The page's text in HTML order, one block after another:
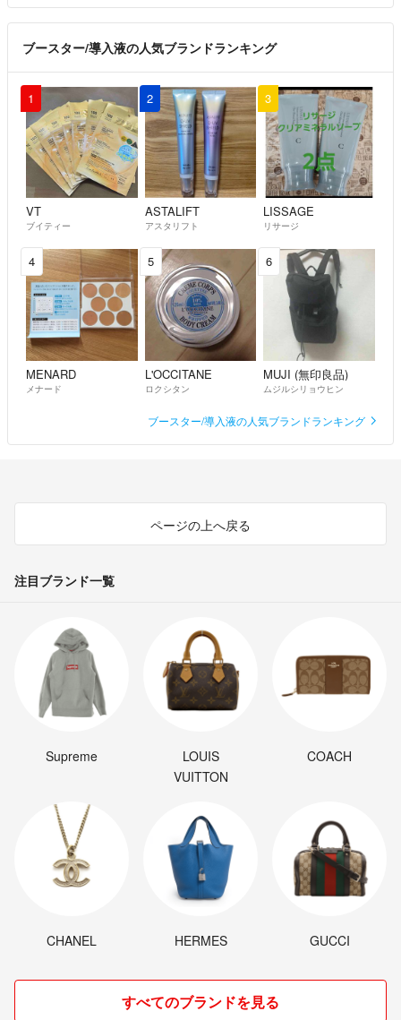
ブースター/導入液の人気ブランドランキング
1
VT
ブイティー
2
ASTALIFT
アスタリフト
3
LISSAGE
リサージ
4
MENARD
メナード
5
L'OCCITANE
ロクシタン
6
MUJI (無印良品)
ムジルシリョウヒン
ブースター/導入液の人気ブランドランキング
ページの上へ戻る
注目ブランド一覧
Supreme
LOUIS
VUITTON
COACH
CHANEL HERMES GUCCI
すべてのブランドを見る